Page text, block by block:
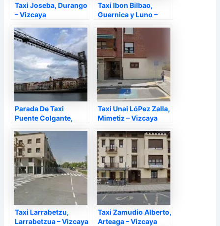
Taxi Joseba, Durango
– Vizcaya
Taxi Ibon Bilbao,
Guernica y Luno –
Parada De Taxi
Puente Colgante,
Taxi Unai LóPez Zalla,
Mimetiz – Vizcaya
Taxi Larrabetzu,
Larrabetzua – Vizcaya
Taxi Zamudio Alberto,
Arteaga – Vizcaya